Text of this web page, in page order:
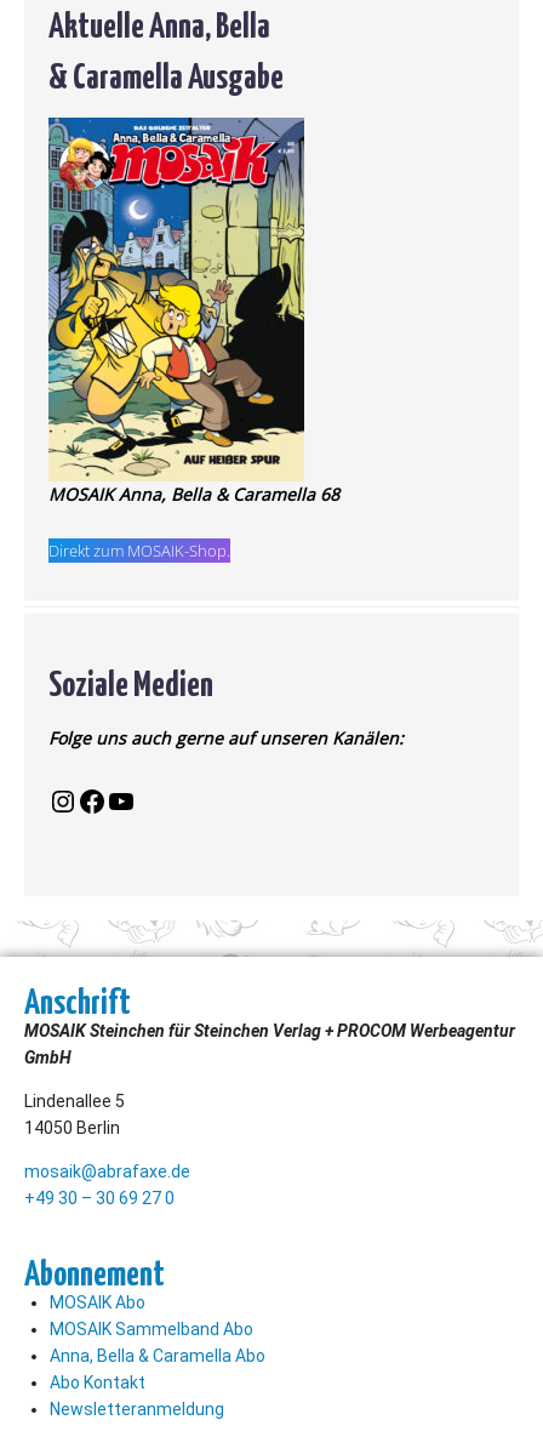
Aktuelle Anna, Bella
& Caramella Ausgabe
MOSAIK Anna, Bella & Caramella 68
Direkt zum MOSAIK-Shop.
Soziale Medien
Folge uns auch gerne auf unseren Kanälen:
Anschrift
MOSAIK Steinchen für Steinchen Verlag + PROCOM Werbeagentur
GmbH
Lindenallee 5
14050 Berlin
mosaik@abrafaxe.de
+49 30 – 30 69 27 0
Abonnement
MOSAIK Abo
MOSAIK Sammelband Abo
Anna, Bella & Caramella Abo
Abo Kontakt
Newsletteranmeldung